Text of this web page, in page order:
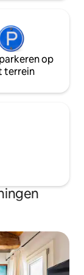
op
terrein